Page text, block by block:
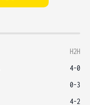
H2H
4-0
0-3
4-2